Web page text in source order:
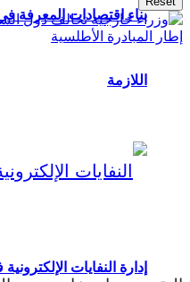
بناء اقتصادات المعرفة
اللازمة
إدارة النفايات